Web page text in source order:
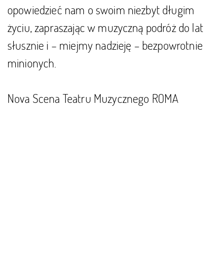
opowiedzieć nam o swoim niezbyt długim
życiu, zapraszając w muzyczną podróż do lat
słusznie i – miejmy nadzieję – bezpowrotnie
minionych.
Nova Scena Teatru Muzycznego ROMA